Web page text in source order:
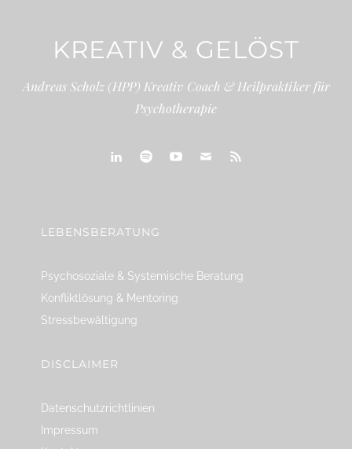
KREATIV & GELÖST
Andreas Scholz (HPP) Kreativ Coach & Heilpraktiker für
Psychotherapie
LEBENSBERATUNG
Psychosoziale & Systemische Beratung
Konfliktlösung & Mentoring
Stressbewältigung
DISCLAIMER
Datenschutzrichtlinien
Impressum